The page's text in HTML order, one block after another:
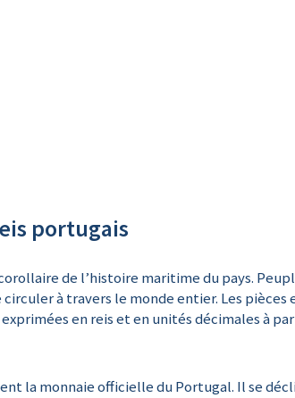
portugais
de l’histoire maritime du pays.
à travers le monde entier. Les
en reis et en unités décimales à
la monnaie officielle du Portugal. Il se